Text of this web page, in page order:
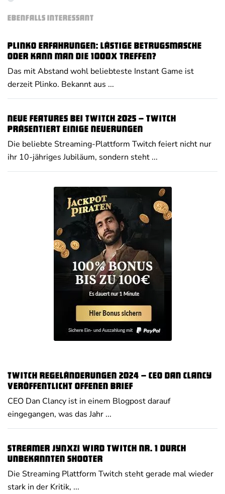
EBENFALLS INTERESSANT
Plinko Erfahrungen: Lästige Betrugsmasche
oder kann man die 1000x treffen?
Das mit Abstand wohl beliebteste Instant Game ist
derzeit Plinko. Bekannt aus ...
Neue Features bei Twitch 2025 – Twitch
präsentiert einige Neuerungen
Die beliebte Streaming-Plattform Twitch feiert nicht nur
ihr 10-jähriges Jubiläum, sondern steht ...
Twitch Regeländerungen 2024 – CEO Dan Clancy
veröffentlicht offenen Brief
CEO Dan Clancy ist in einem Blogpost darauf
eingegangen, was das Jahr ...
Streamer Jynxzi wird Twitch Nr. 1 durch
unbekannten Shooter
Die Streaming Plattform Twitch steht gerade mal wieder
stark in der Kritik, ...